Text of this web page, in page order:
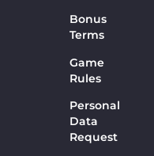
Bonus
Terms
Game
Rules
Personal
Data
Request